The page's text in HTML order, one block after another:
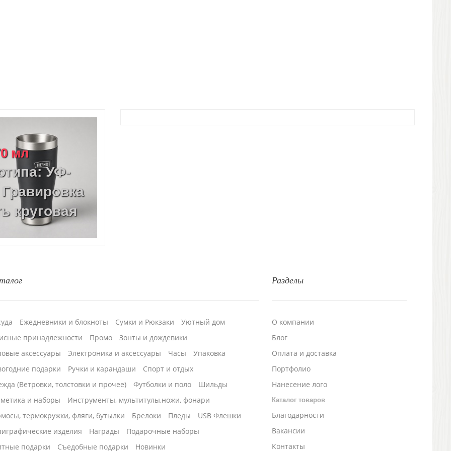
мл
УФ-
круговая
Разделы
О компании
Блог
Оплата и доставка
Портфолио
Нанесение лого
Каталог товаров
Благодарности
Вакансии
Контакты
Ежедневники и блокноты Сумки и Рюкзаки
Уютный дом
принадлежности
Промо
Зонты и дождевики
аксессуары
Электроника и аксессуары Часы
Упаковка
подарки
Ручки и карандаши
Спорт и отдых
(Ветровки, толстовки и прочее)
Футболки и поло
Шильды
и наборы
Инструменты, мультитулы,ножи, фонари
термокружки, фляги, бутылки
Брелоки Пледы
USB Флешки
изделия
Награды
Подарочные наборы
подарки
Cъедобные подарки Новинки